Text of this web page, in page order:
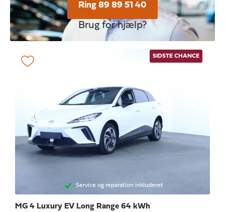
Ring 89 89 51 40
Brug for hjælp?
SIDSTE CHANCE
Service og reparation inkluderet
MG 4 Luxury EV Long Range 64 kWh